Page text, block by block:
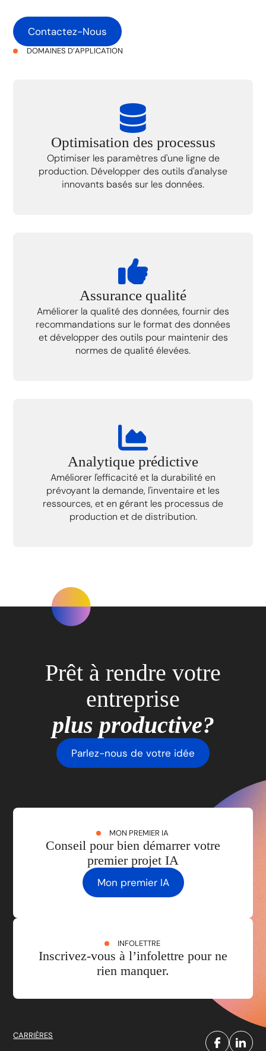
Contactez-Nous
DOMAINES D’APPLICATION
Optimisation des processus
Optimiser les paramètres d'une ligne de
production. Développer des outils d'analyse
innovants basés sur les données.
Assurance qualité
Améliorer la qualité des données, fournir des
recommandations sur le format des données
et développer des outils pour maintenir des
normes de qualité élevées.
Analytique prédictive
Améliorer l'efficacité et la durabilité en
prévoyant la demande, l'inventaire et les
ressources, et en gérant les processus de
production et de distribution.
Prêt à rendre votre
entreprise
plus productive?
Parlez-nous de votre idée
MON PREMIER IA
Conseil pour bien démarrer votre
premier projet IA
Mon premier IA
INFOLETTRE
Inscrivez-vous à l’infolettre pour ne
rien manquer.
CARRIÈRES